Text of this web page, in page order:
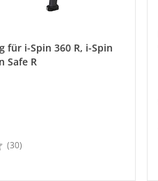
für i-Spin 360 R, i-Spin
Safe R
(30)